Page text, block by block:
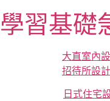
至
主
學習基礎
大直室內
招待所設計
日式住宅